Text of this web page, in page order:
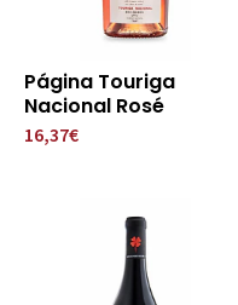
Página Touriga
Nacional Rosé
16,37€